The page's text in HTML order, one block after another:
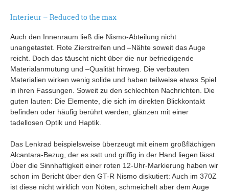
Interieur – Reduced to the max
Auch den Innenraum ließ die Nismo-Abteilung nicht
unangetastet. Rote Zierstreifen und –Nähte soweit das Auge
reicht. Doch das täuscht nicht über die nur befriedigende
Materialanmutung und –Qualität hinweg. Die verbauten
Materialien wirken wenig solide und haben teilweise etwas Spiel
in ihren Fassungen. Soweit zu den schlechten Nachrichten. Die
guten lauten: Die Elemente, die sich im direkten Blickkontakt
befinden oder häufig berührt werden, glänzen mit einer
tadellosen Optik und Haptik.
Das Lenkrad beispielsweise überzeugt mit einem großflächigen
Alcantara-Bezug, der es satt und griffig in der Hand liegen lässt.
Über die Sinnhaftigkeit einer roten 12-Uhr-Markierung haben wir
schon im Bericht über den GT-R Nismo diskutiert: Auch im 370Z
ist diese nicht wirklich von Nöten, schmeichelt aber dem Auge